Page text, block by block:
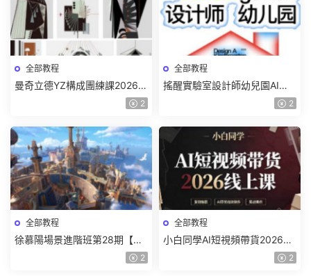
全部教程
曼奇立德YZ構成團練課2026年
8月已結課【畫質高清有課件】
2
全部教程
搖醒實驗室設計師幼兒園AI軟
件基礎課2025【畫質不錯有素
2
全部教程
徐慕陽場景進階班第28期【畫
2
全部教程
小白同學AI短視頻帶貨2026線
2